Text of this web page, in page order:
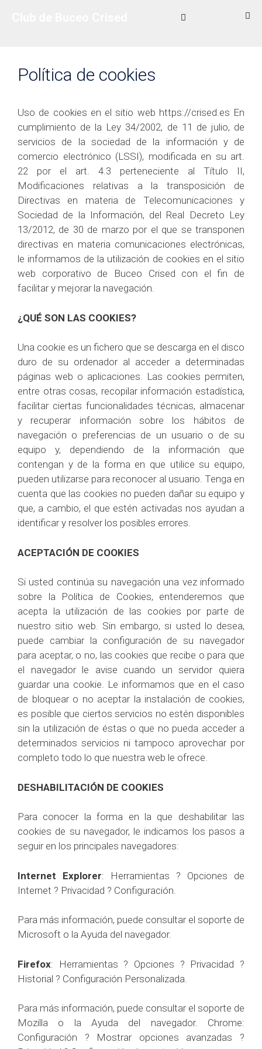
Política de cookies
Uso de cookies en el sitio web https://crised.es En
cumplimiento de la Ley 34/2002, de 11 de julio, de
servicios de la sociedad de la información y de
comercio electrónico (LSSI), modificada en su art.
22 por el art. 4.3 perteneciente al Título II,
Modificaciones relativas a la transposición de
Directivas en materia de Telecomunicaciones y
Sociedad de la Información, del Real Decreto Ley
13/2012, de 30 de marzo por el que se transponen
directivas en materia comunicaciones electrónicas,
le informamos de la utilización de cookies en el sitio
web corporativo de Buceo Crised con el fin de
facilitar y mejorar la navegación.
¿QUÉ SON LAS COOKIES?
Una cookie es un fichero que se descarga en el disco
duro de su ordenador al acceder a determinadas
páginas web o aplicaciones. Las cookies permiten,
entre otras cosas, recopilar información estadística,
facilitar ciertas funcionalidades técnicas, almacenar
y recuperar información sobre los hábitos de
navegación o preferencias de un usuario o de su
equipo y, dependiendo de la información que
contengan y de la forma en que utilice su equipo,
pueden utilizarse para reconocer al usuario. Tenga en
cuenta que las cookies no pueden dañar su equipo y
que, a cambio, el que estén activadas nos ayudan a
identificar y resolver los posibles errores.
ACEPTACIÓN DE COOKIES
Si usted continúa su navegación una vez informado
sobre la Política de Cookies, entenderemos que
acepta la utilización de las cookies por parte de
nuestro sitio web. Sin embargo, si usted lo desea,
puede cambiar la configuración de su navegador
para aceptar, o no, las cookies que recibe o para que
el navegador le avise cuando un servidor quiera
guardar una cookie. Le informamos que en el caso
de bloquear o no aceptar la instalación de cookies,
es posible que ciertos servicios no estén disponibles
sin la utilización de éstas o que no pueda acceder a
determinados servicios ni tampoco aprovechar por
completo todo lo que nuestra web le ofrece.
DESHABILITACIÓN DE COOKIES
Para conocer la forma en la que deshabilitar las
cookies de su navegador, le indicamos los pasos a
seguir en los principales navegadores:
Internet Explorer: Herramientas ? Opciones de
Internet ? Privacidad ? Configuración.
Para más información, puede consultar el soporte de
Microsoft o la Ayuda del navegador.
Firefox: Herramientas ? Opciones ? Privacidad ?
Historial ? Configuración Personalizada.
Para más información, puede consultar el soporte de
Mozilla o la Ayuda del navegador. Chrome:
Configuración ? Mostrar opciones avanzadas ?